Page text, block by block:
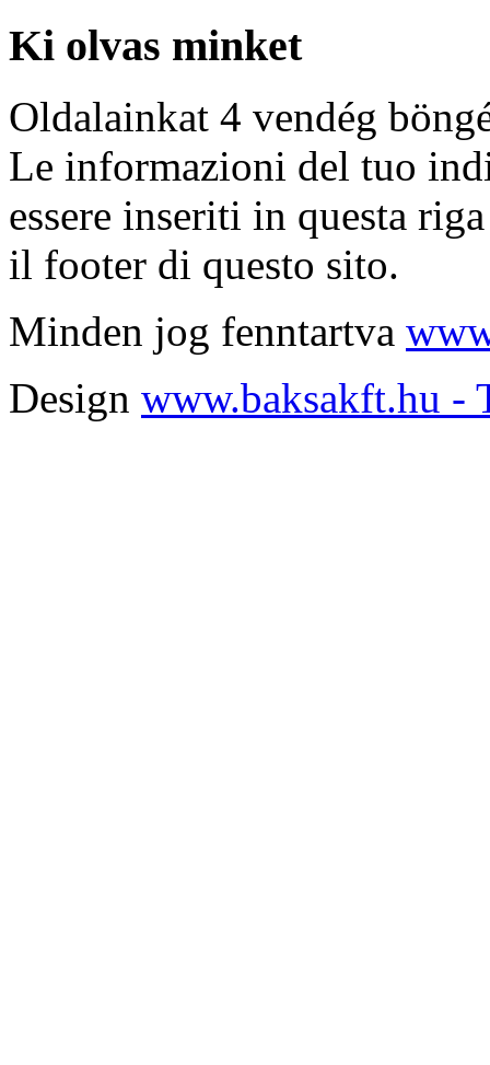
Ki olvas minket
Oldalainkat 4 vendég
Le informazioni del tuo
essere inseriti in questa
il footer di questo sito.
Minden jog fenntartva
Design www.baksakft.hu -